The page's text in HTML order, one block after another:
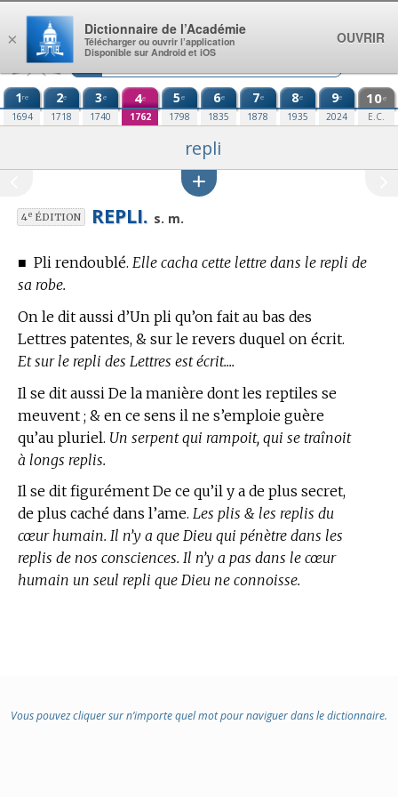
Aller au contenu
1re
1694
2e
1718
3e
1740
4e
1762
5e
1798
6e
1835
7e
1878
8e
1935
9e
2024
10e
E.C.
repli
4eÉDITION REPLI. s. m.
■ Pli rendoublé. Elle cacha cette lettre dans le repli de
sa robe.
On le dit aussi d’Un pli qu’on fait au bas des
Lettres patentes, & sur le revers duquel on écrit.
Et sur le repli des Lettres est écrit....
Il se dit aussi De la manière dont les reptiles se
meuvent ; & en ce sens il ne s’emploie guère
qu’au pluriel. Un serpent qui rampoit, qui se traînoit
à longs replis.
Il se dit figurément De ce qu’il y a de plus secret,
de plus caché dans l’ame. Les plis & les replis du
cœur humain. Il n’y a que Dieu qui pénètre dans les
replis de nos consciences. Il n’y a pas dans le cœur
humain un seul repli que Dieu ne connoisse.
Vous pouvez cliquer sur n’importe quel mot pour naviguer dans le dictionnaire.
×
Dictionnaire de l’Académie
Télécharger ou ouvrir l’application
Disponible sur Android et iOS
OUVRIR